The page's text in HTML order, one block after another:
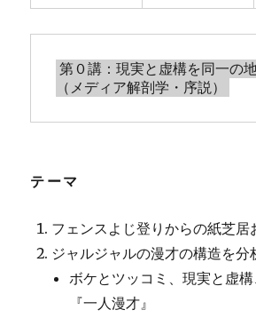
第０講：現実と虚構を同一の
テーマ
フェンスよじ登りからの紙芝居
ジャルジャルの漫才の構造を分
ボケとツッコミ、現実と虚構
『一人漫才』